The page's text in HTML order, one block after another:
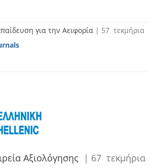
για την Αειφορία | 57 τεκμήρια
Αξιολόγησης | 67 τεκμήρια